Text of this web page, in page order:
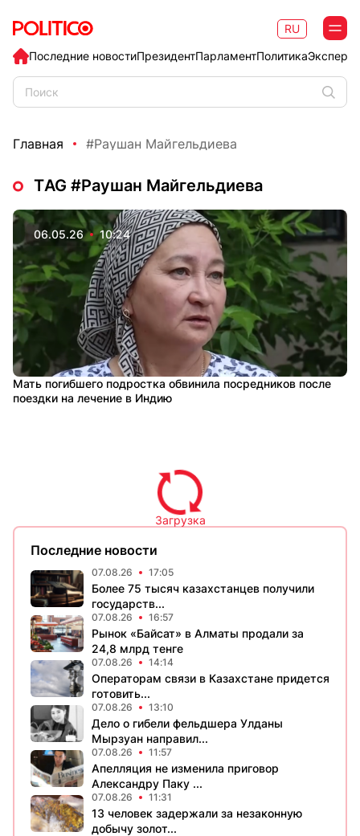
Последние новостиПрезидентПарламентПолитика
RU
Главная #Раушан Майгельдиева
ТAG #Раушан Майгельдиева
06.05.26 10:24
Мать погибшего подростка обвинила посредников после
поездки на лечение в Индию
Загрузка
Последние новости
07.08.26 17:05
Более 75 тысяч казахстанцев получили
государств...
07.08.26 16:57
Рынок «Байсат» в Алматы продали за
24,8 млрд тенге
07.08.26 14:14
Операторам связи в Казахстане придется
готовить...
07.08.26 13:10
Дело о гибели фельдшера Улданы
Мырзуан направил...
07.08.26 11:57
Апелляция не изменила приговор
Александру Паку ...
07.08.26 11:31
13 человек задержали за незаконную
добычу золот...